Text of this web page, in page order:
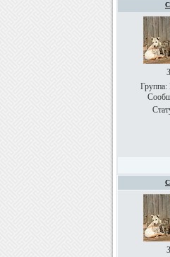
Группа: